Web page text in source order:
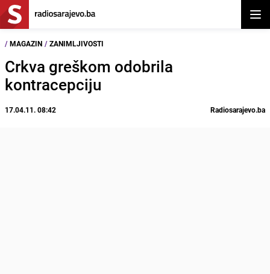
/ MAGAZIN / ZANIMLJIVOSTI
Crkva greškom odobrila
kontracepciju
17.04.11. 08:42 Radiosarajevo.ba